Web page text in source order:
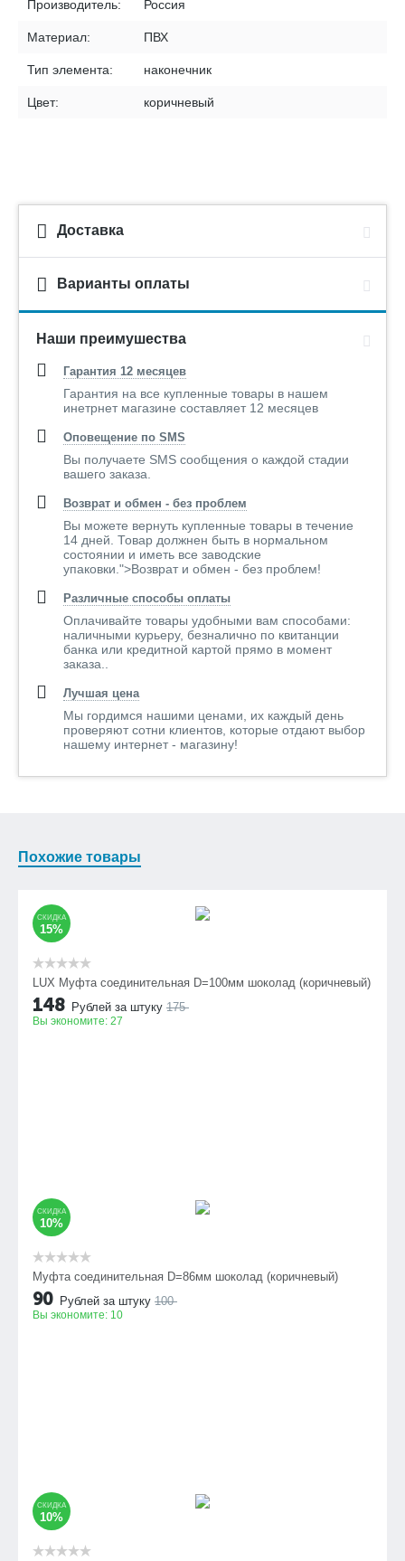
Производитель: Россия
Материал: ПВХ
Тип элемента: наконечник
Цвет: коричневый
Доставка
Варианты оплаты
Наши преимушества
Гарантия 12 месяцев
Гарантия на все купленные товары в нашем
инетрнет магазине составляет 12 месяцев
Оповещение по SMS
Вы получаете SMS сообщения о каждой стадии
вашего заказа.
Возврат и обмен - без проблем
Вы можете вернуть купленные товары в течение
14 дней. Товар должнен быть в нормальном
состоянии и иметь все заводские
упаковки.">Возврат и обмен - без проблем!
Различные способы оплаты
Оплачивайте товары удобными вам способами:
наличными курьеру, безналично по квитанции
банка или кредитной картой прямо в момент
заказа..
Лучшая цена
Мы гордимся нашими ценами, их каждый день
проверяют сотни клиентов, которые отдают выбор
нашему интернет - магазину!
Похожие товары
СКИДКА
15%
LUX Муфта соединительная D=100мм шоколад (коричневый)
148 Рублей за штуку 175
Вы экономите: 27
СКИДКА
10%
Муфта соединительная D=86мм шоколад (коричневый)
90 Рублей за штуку 100
Вы экономите: 10
СКИДКА
10%